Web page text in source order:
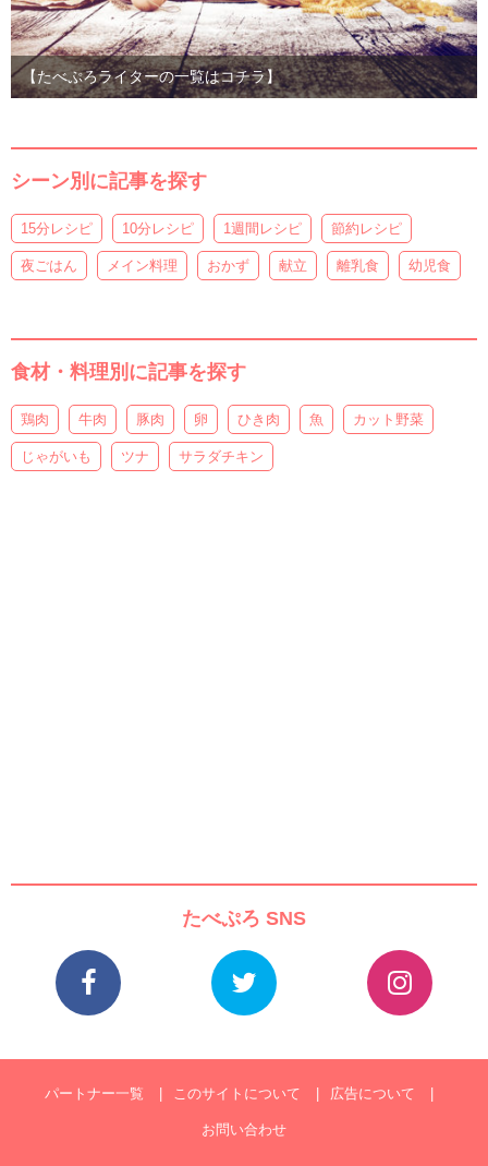
【たべぷろライターの一覧はコチラ】
シーン別に記事を探す
15分レシピ 10分レシピ 1週間レシピ 節約レシピ
夜ごはん メイン料理 おかず 献立 離乳食 幼児食
食材・料理別に記事を探す
鶏肉 牛肉 豚肉 卵 ひき肉 魚 カット野菜
じゃがいも ツナ サラダチキン
たべぷろ SNS
パートナー一覧 このサイトについて 広告について
お問い合わせ